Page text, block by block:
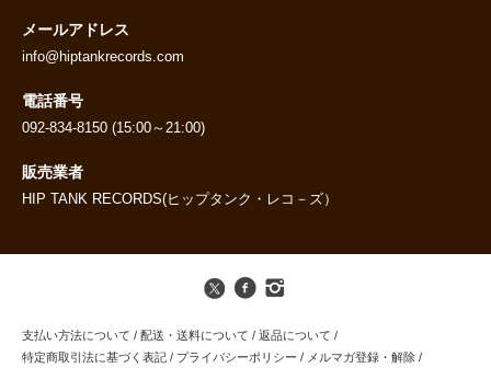
メールアドレス
info@hiptankrecords.com
電話番号
092-834-8150 (15:00～21:00)
販売業者
HIP TANK RECORDS(ヒップタンク・レコ－ズ）
支払い方法について / 配送・送料について / 返品について /
特定商取引法に基づく表記 / プライバシーポリシー / メルマガ登録・解除 /